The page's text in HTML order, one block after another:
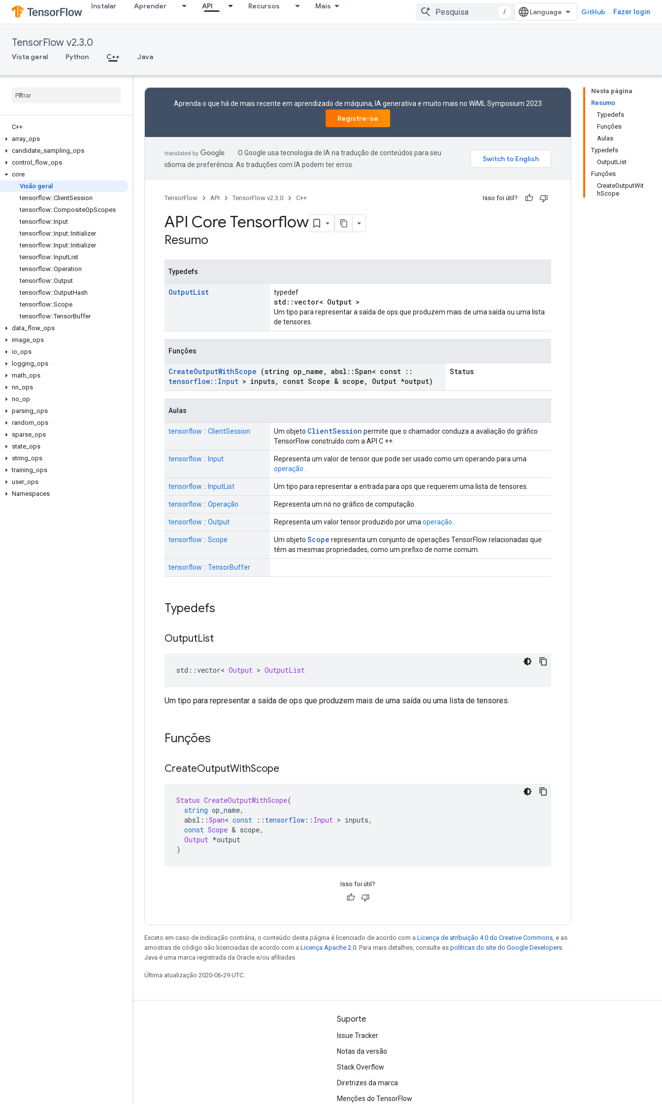
Instalar Aprender API Recursos Mais
/ GitHub Fazer login
TensorFlow v2.3.0
Vista geral Python C++ Java
C++
array ops
candidate sampling ops
control
flow ops
core
Visão geral
tensorflow::ClientSession
tensorflow::CompositeOpScopes
tensorflow::Input
tensorflow::Input::Initializer
tensorflow::Input::Initializer
tensorflow::InputList
tensorflow::Operation
tensorflow::Output
tensorflow::OutputHash
tensorflow::Scope
tensorflow::TensorBuffer
data flow ops
image ops
io ops
logging ops
math ops
nn ops
no op
parsing ops
random ops
sparse ops
state ops
string ops
training ops
user_ ops
Namespaces
Nesta página
Resumo
Typedefs
Funções
Aulas
Typedefs
OutputList
Funções
CreateOutputWit
hScope
Aprenda o que há de mais recente em aprendizado de máquina, IA generativa e muito mais no WiML Symposium 2023
Registre-se
O Google usa tecnologia de IA na tradução de conteúdos para seu
idioma de preferência. As traduções com IA podem ter erros.
TensorFlow API TensorFlow v2.3.0 C++ Isso foi útil?
API Core Tensorflow
Resumo
Typedefs
OutputList typedef
std::vector< Output >
Um tipo para representar a saída de ops que produzem mais de uma saída ou uma lista
de tensores.
Funções
CreateOutputWithScope (string op name , absl ::Span< const ::
tensorflow:: Input > inputs, const Scope & scope , Output *output)
Status
Aulas
tensorflow :: ClientSession Um objeto ClientSession permite que o chamador conduza a avaliação do gráfico
TensorFlow construído com a API C ++.
tensorflow :: Input
Representa um valor de tensor que pode ser usado como um operando para uma
operação
tensorflow :: InputList Um tipo para representar a entrada para ops que requerem uma lista de tensores.
tensorflow :: Operação Representa um nó no gráfico de computação.
tensorflow :: Output Representa um valor tensor produzido por uma operação
tensorflow :: Scope Um objeto Scope representa um conjunto de operações TensorFlow relacionadas que
têm as mesmas propriedades, como um prefixo de nome comum.
tensorflow :: TensorBuffer
Typedefs
OutputList
std ::vector< Output > OutputList
Um tipo para representar a saída de ops que produzem mais de uma saída ou uma lista de tensores.
Funções
CreateOutputWithScope
Status CreateOutputWithScope(
string op_name,
absl ::Span< const :: tensorflow :: Input > inputs,
const Scope & scope,
Output *output
)
Isso foi útil?
Exceto em caso de indicação contrária, o conteúdo desta página é licenciado de acordo com a Licença de atribuição 4.0 do Creative Commons , e as
amostras de código são licenciadas de acordo com a Licença Apache 2.0 . Para mais detalhes, consulte as políticas do site do Google Developers
Java é uma marca registrada da Oracle e/ou afiliadas.
Última atualização 2020-06-29 UTC.
Suporte
Issue Tracker
Notas da versão
Stack Overflow
Diretrizes da marca
Menções do TensorFlow